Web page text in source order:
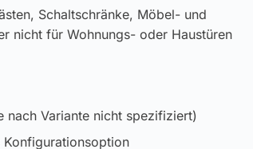
Schaltschränke, Möbel- und
nicht für Wohnungs- oder Haustüren
nach Variante nicht spezifiziert)